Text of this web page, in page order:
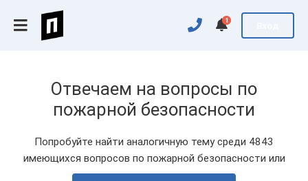
1
Отвечаем на вопросы по
пожарной безопасности
Попробуйте найти аналогичную тему среди 4843
имеющихся вопросов по пожарной безопасности или